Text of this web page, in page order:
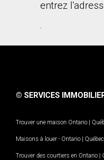
entrez
.
© SERVICES
Trouver une maison Ontario |
Maisons à louer - Ontario | Québec
Trouver des courtiers en Ontario |